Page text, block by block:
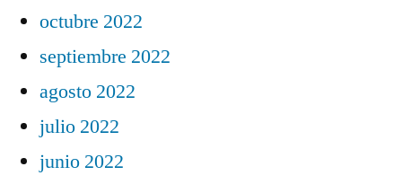
octubre 2022
septiembre 2022
agosto 2022
julio 2022
junio 2022